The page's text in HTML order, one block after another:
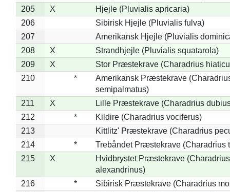
205
X
Hjejle (Pluvialis apricaria)
206
Sibirisk Hjejle (Pluvialis fulva)
207
Amerikansk Hjejle (Pluvialis
208
X
Strandhjejle (Pluvialis squatarola)
209
X
Stor Præstekrave (Charadrius
210
*
Amerikansk Præstekrave
semipalmatus)
211
X
Lille Præstekrave (Charadrius
212
*
Kildire (Charadrius vociferus)
213
Kittlitz' Præstekrave (Charadrius
214
*
Trebåndet Præstekrave (Charadrius
215
X
Hvidbrystet Præstekrave (Charadrius
alexandrinus)
216
*
Sibirisk Præstekrave (Charadrius